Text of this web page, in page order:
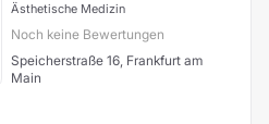
Ästhetische Medizin
Noch keine Bewertungen
Speicherstraße 16, Frankfurt am
Main